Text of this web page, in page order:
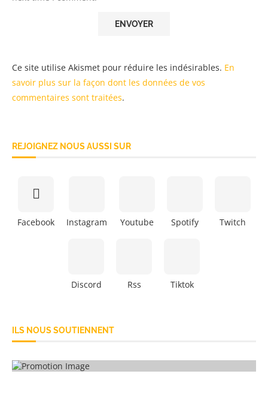
Ce site utilise Akismet pour réduire les indésirables. En
savoir plus sur la façon dont les données de vos
commentaires sont traitées.
REJOIGNEZ NOUS AUSSI SUR
Facebook Instagram Youtube Spotify Twitch
Discord Rss Tiktok
ILS NOUS SOUTIENNENT